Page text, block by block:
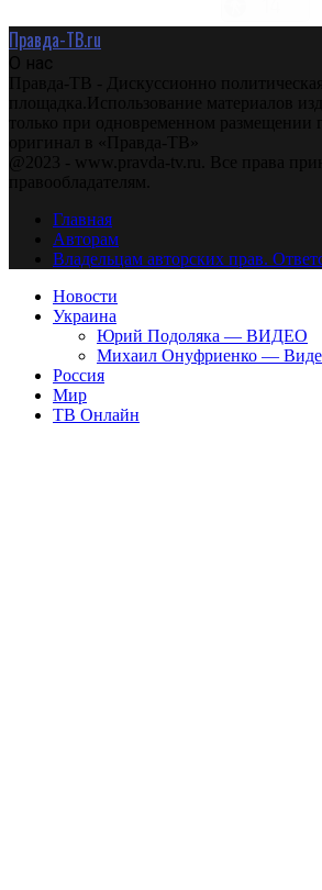
Правда-ТВ.ru
О нас
Правда-ТВ - Дискуссионно политическая
площадка.Использование материалов
только при одновременном размещении
оригинал в «Правда-ТВ»
@2023 - www.pravda-tv.ru. Все права
правообладателям.
Главная
Авторам
Владельцам авторских прав.
Новости
Украина
Юрий Подоляка — ВИДЕО
Михаил Онуфриенко —
Россия
Мир
ТВ Онлайн